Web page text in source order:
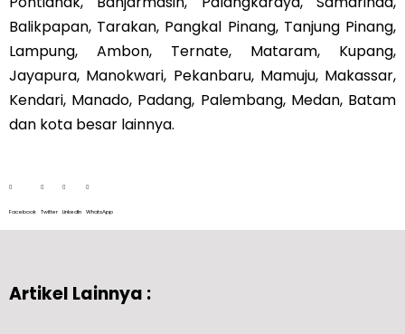
Balikpapan, Tarakan, Pangkal Pinang, Tanjung Pinang,
Lampung, Ambon, Ternate, Mataram, Kupang,
Jayapura, Manokwari, Pekanbaru, Mamuju, Makassar,
Kendari, Manado, Padang, Palembang, Medan, Batam
dan kota besar lainnya.
Facebook Twitter LinkedIn WhatsApp
Artikel Lainnya :